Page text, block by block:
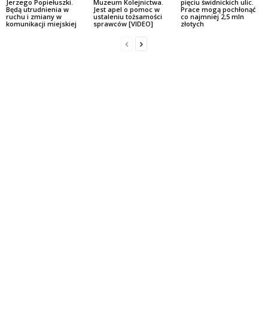
Jerzego Popiełuszki.
Będą utrudnienia w
ruchu i zmiany w
komunikacji miejskiej
Muzeum Kolejnictwa.
Jest apel o pomoc w
ustaleniu tożsamości
sprawców [VIDEO]
pięciu świdnickich ulic.
Prace mogą pochłonąć
co najmniej 2,5 mln
złotych